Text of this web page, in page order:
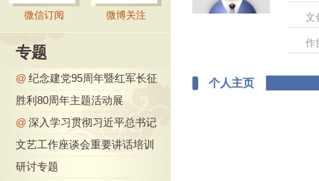
微信订阅 微博关注
专题
@ 纪念建党95周年暨红军长征
胜利80周年主题活动展
@ 深入学习贯彻习近平总书记
文艺工作座谈会重要讲话培训
研讨专题
文
作
个人主页